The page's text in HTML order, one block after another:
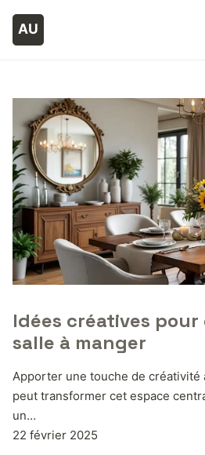
Idées créatives
salle à manger
Apporter une touche de créativité
peut transformer cet espace
un…
22 février 2025